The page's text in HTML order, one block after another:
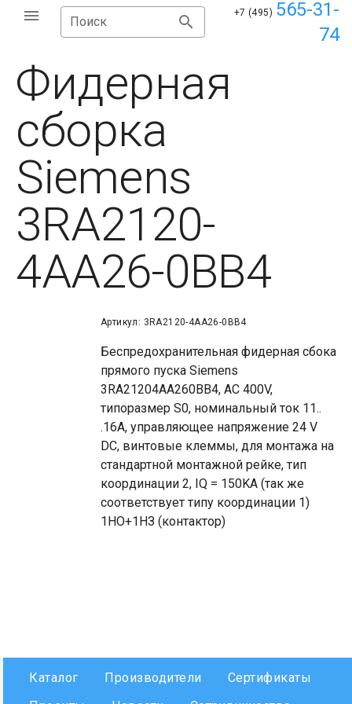
Поиск
+7 (495) 565-31-
74
Фидерная
сборка
Siemens
3RA2120-
4AA26-0BB4
Артикул: 3RA2120-4AA26-0BB4
Беспредохранительная фидерная сбока
прямого пуска Siemens
3RA21204AA260BB4, AC 400V,
типоразмер S0, номинальный ток 11..
.16A, управляющее напряжение 24 V
DC, винтовые клеммы, для монтажа на
стандартной монтажной рейке, тип
координации 2, IQ = 150KA (так же
соответствует типу координации 1)
1НО+1НЗ (контактор)
Каталог Производители
Сертификаты